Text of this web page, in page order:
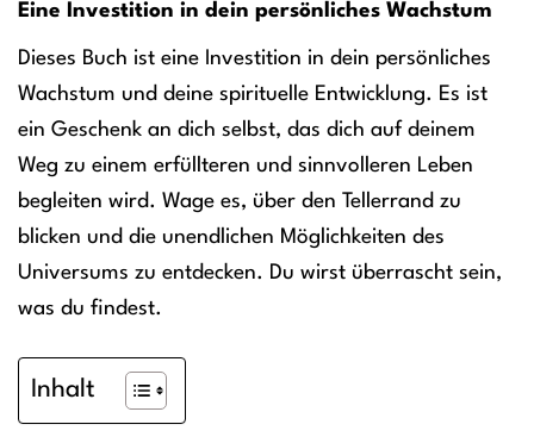
Eine Investition in dein persönliches Wachstum
Dieses Buch ist eine Investition in dein persönliches
Wachstum und deine spirituelle Entwicklung. Es ist
ein Geschenk an dich selbst, das dich auf deinem
Weg zu einem erfüllteren und sinnvolleren Leben
begleiten wird. Wage es, über den Tellerrand zu
blicken und die unendlichen Möglichkeiten des
Universums zu entdecken. Du wirst überrascht sein,
was du findest.
Inhalt